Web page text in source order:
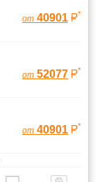
от 40901 *
от 52077 *
от 40901 *